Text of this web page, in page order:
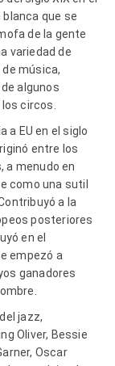
que se
de la gente
variedad de
música,
algunos
circos.
a EU en el siglo
entre los
a menudo en
como una sutil
a la
posteriores
en el
empezó a
ganadores
jazz,
Oliver, Bessie
Oscar